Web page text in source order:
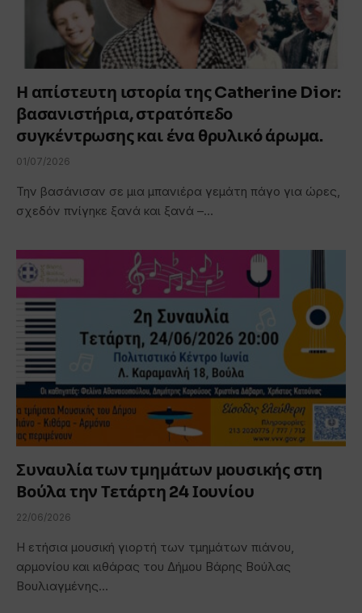
Η απίστευτη ιστορία της Catherine Dior:
βασανιστήρια, στρατόπεδο
συγκέντρωσης και ένα θρυλικό άρωμα.
01/07/2026
Την βασάνισαν σε μια μπανιέρα γεμάτη πάγο για ώρες,
σχεδόν πνίγηκε ξανά και ξανά –…
Συναυλία των τμημάτων μουσικής στη
Βούλα την Τετάρτη 24 Ιουνίου
22/06/2026
Η ετήσια μουσική γιορτή των τμημάτων πιάνου,
αρμονίου και κιθάρας του Δήμου Βάρης Βούλας
Βουλιαγμένης…